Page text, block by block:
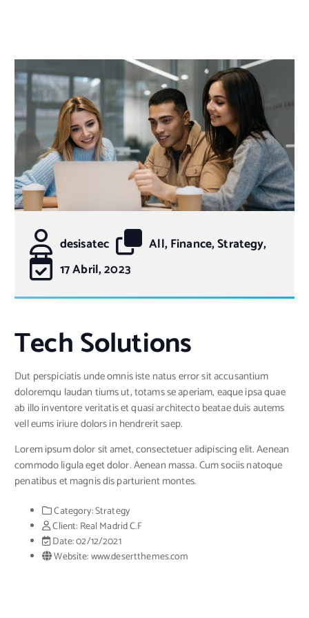
desisatec
All, Finance, Strategy,
17 Abril, 2023
Tech Solutions
Dut perspiciatis unde omnis iste natus error sit accusantium
doloremqu laudan tiums ut, totams se aperiam, eaque ipsa quae
ab illo inventore veritatis et quasi architecto beatae duis autems
vell eums iriure dolors in hendrerit saep.
Lorem ipsum dolor sit amet, consectetuer adipiscing elit. Aenean
commodo ligula eget dolor. Aenean massa. Cum sociis natoque
penatibus et magnis dis parturient montes.
Category:Strategy
Client: Real Madrid C.F
Date:02/12/2021
Website:www.desertthemes.com